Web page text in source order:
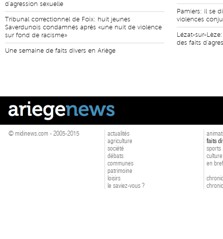
d'agression sexuelle
Tribunal correctionnel de Foix: huit jeunes
Saverdunois condamnés après «une nuit de violence
sur fond de racisme»
Une semaine de faits divers en Ariège
Pamiers: il se
violences
Lézat-sur-
des faits
© midinews.com - 2005-2015
actualités
agriculture
société
débats
communes
patrimoine
loisirs
le saviez-vous ?
faits
sports
culture
en bref